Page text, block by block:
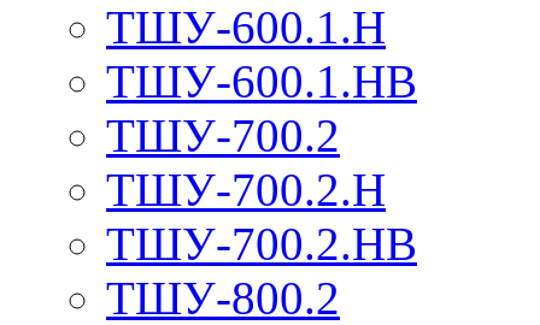
ТШУ-600.1.Н
ТШУ-600.1.НВ
ТШУ-700.2
ТШУ-700.2.Н
ТШУ-700.2.НВ
ТШУ-800.2